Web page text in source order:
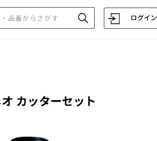
ログイン